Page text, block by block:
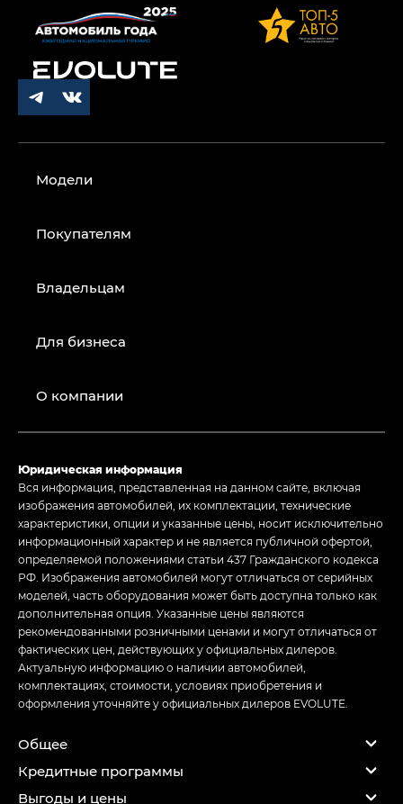
Модели
Покупателям
Владельцам
Для бизнеса
О компании
Юридическая информация
Вся информация, представленная на данном сайте, включая
изображения автомобилей, их комплектации, технические
характеристики, опции и указанные цены, носит исключительно
информационный характер и не является публичной офертой,
определяемой положениями статьи 437 Гражданского кодекса
РФ. Изображения автомобилей могут отличаться от серийных
моделей, часть оборудования может быть доступна только как
дополнительная опция. Указанные цены являются
рекомендованными розничными ценами и могут отличаться от
фактических цен, действующих у официальных дилеров.
Актуальную информацию о наличии автомобилей,
комплектациях, стоимости, условиях приобретения и
оформления уточняйте у официальных дилеров EVOLUTE.
Общее
Кредитные программы
Выгоды и цены